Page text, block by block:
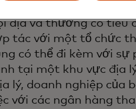
hơn — vì các đơn vị
địa và thường có tiêu
tác với một tổ chức
có thể đi kèm với
tại một khu vực địa
lý, doanh nghiệp của
với các ngân hàng